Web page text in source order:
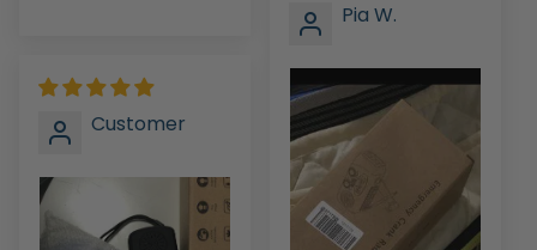
Pia W.
Customer